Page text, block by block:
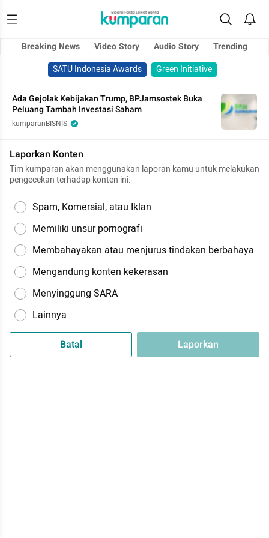
Breaking News Video Story Audio Story
Trending
SATU Indonesia Awards
Green Initiative
Ada Gejolak Kebijakan Trump, BPJamsostek Buka
Peluang Tambah Investasi Saham
kumparanBISNIS
Laporkan Konten
Tim kumparan akan menggunakan laporan kamu untuk melakukan
pengecekan terhadap konten ini.
Spam, Komersial, atau Iklan
Memiliki unsur pornografi
Membahayakan atau menjurus tindakan berbahaya
Mengandung konten kekerasan
Menyinggung SARA
Lainnya
Batal Laporkan